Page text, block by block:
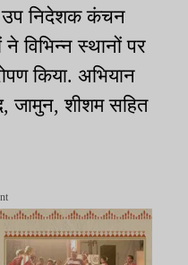
उप निदेशक कंचन
विभिन्न स्थानों पर
किया. अभियान
शीशम सहित